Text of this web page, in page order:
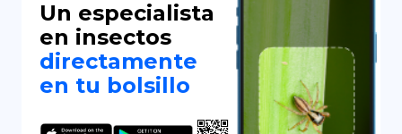
Un especialista
en insectos
directamente
en tu bolsillo